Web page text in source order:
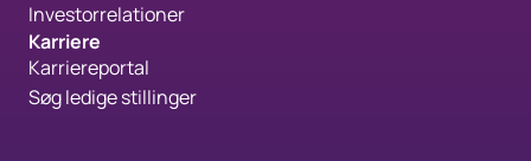
Investorrelationer
Karriere
Karriereportal
Søg ledige stillinger